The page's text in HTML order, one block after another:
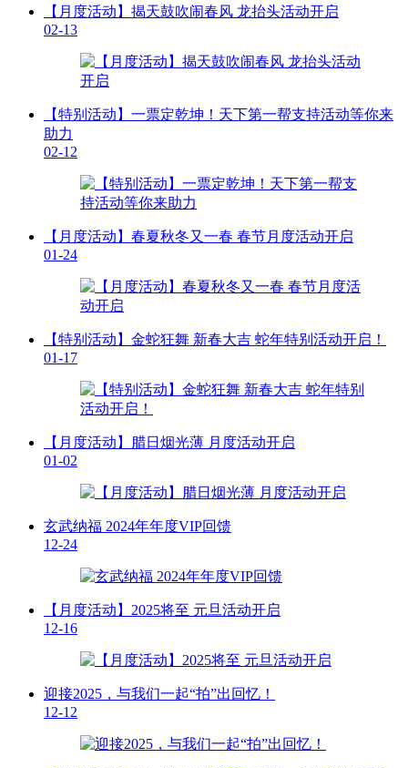
【月度活动】揭天鼓吹闹春风 龙抬头活动开启
02-13
【特别活动】一票定乾坤！天下第一帮支持活动等你来
助力
02-12
【月度活动】春夏秋冬又一春 春节月度活动开启
01-24
【特别活动】金蛇狂舞 新春大吉 蛇年特别活动开启！
01-17
【月度活动】腊日烟光薄 月度活动开启
01-02
玄武纳福 2024年年度VIP回馈
12-24
【月度活动】2025将至 元旦活动开启
12-16
迎接2025，与我们一起“拍”出回忆！
12-12